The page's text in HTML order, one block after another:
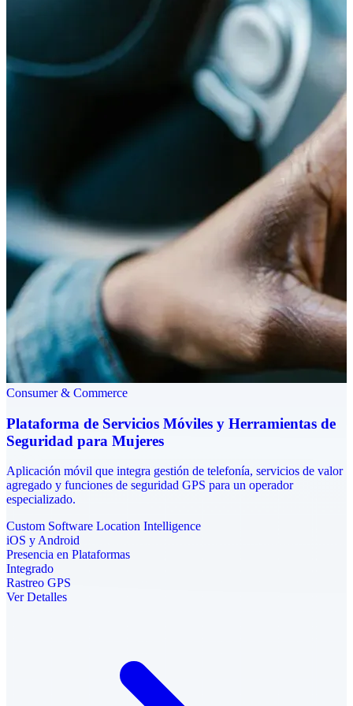
Consumer & Commerce
Plataforma de Servicios Móviles y Herramientas de
Seguridad para Mujeres
Aplicación móvil que integra gestión de telefonía, servicios de valor
agregado y funciones de seguridad GPS para un operador
especializado.
Custom Software Location Intelligence
iOS y Android
Presencia en Plataformas
Integrado
Rastreo GPS
Ver Detalles